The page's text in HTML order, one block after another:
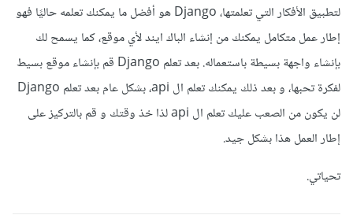
لتطبيق الأفكار التي تعلمتها، Django هو أفضل ما يمكنك تعلمه حاليًا فهو
إطار عمل متكامل يمكنك من إنشاء الباك ايند لأي موقع، كما يسمح لك
بإنشاء واجهة بسيطة باستعماله. بعد تعلم Django قم بإنشاء موقع بسيط
لفكرة تحبها، و بعد ذلك يمكنك تعلم ال api، بشكل عام بعد تعلم Django
لن يكون من الصعب عليك تعلم ال api لذا خذ وقتك و قم بالتركيز على
إطار العمل هذا بشكل جيد.
تحياتي.